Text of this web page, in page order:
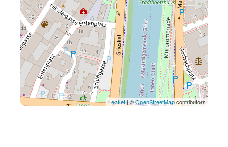
Leaflet| ©OpenStreetMapcontributors